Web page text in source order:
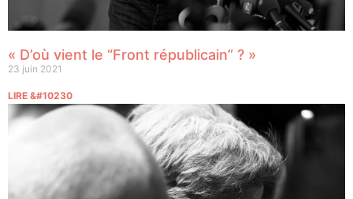
« D’où vient le “Front républicain” ? »
23 juin 2021
LIRE &#10230